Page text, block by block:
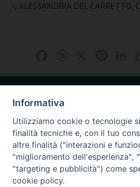
-, ALESSANDRIA DEL CARRETTO,
Seminario Giovanni
via Ginnasio 85
87011 Cassano allo Ionio
375.9066947
Informativa
Utilizziamo cookie o tecnologie
finalità tecniche e, con il tuo
altre finalità ("interazioni e
"miglioramento dell'esperienza",
"targeting e pubblicità") come
cookie policy.